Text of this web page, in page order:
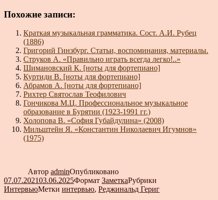
Похожие записи:
Краткая музыкальная грамматика. Сост. А.И. Рубец
(1886)
Григорий Гинзбург. Статьи, воспоминания, материалы.
Струков А. «Правильно играть всегда легко!..»
Шимановский К. [ноты для фортепиано]
Куртиди В. [ноты для фортепиано]
Абрамов А. [ноты для фортепиано]
Рихтер Святослав Теофилович
Гончикова М.Ц. Профессиональное музыкальное
образование в Бурятии (1923-1991 гг.)
Холопова В. «София Губайдулина» (2008)
Мильштейн Я. «Константин Николаевич Игумнов»
(1975)
Автор adminОпубликовано
07.07.202103.06.2025Формат ЗаметкаРубрики
ИнтервьюМетки интервью, Реджинальд Гериг